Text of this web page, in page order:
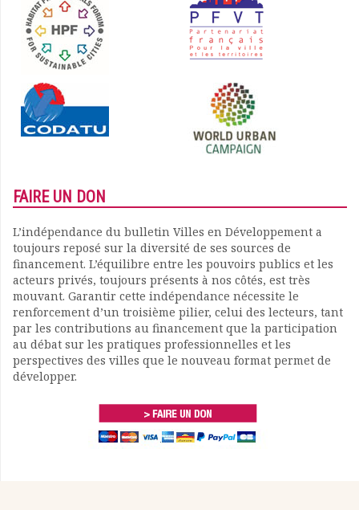
FAIRE UN DON
L’indépendance du bulletin Villes en Développement a
toujours reposé sur la diversité de ses sources de
financement. L’équilibre entre les pouvoirs publics et les
acteurs privés, toujours présents à nos côtés, est très
mouvant. Garantir cette indépendance nécessite le
renforcement d’un troisième pilier, celui des lecteurs, tant
par les contributions au financement que la participation
au débat sur les pratiques professionnelles et les
perspectives des villes que le nouveau format permet de
développer.